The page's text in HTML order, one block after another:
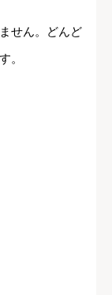
せん。どんど
。